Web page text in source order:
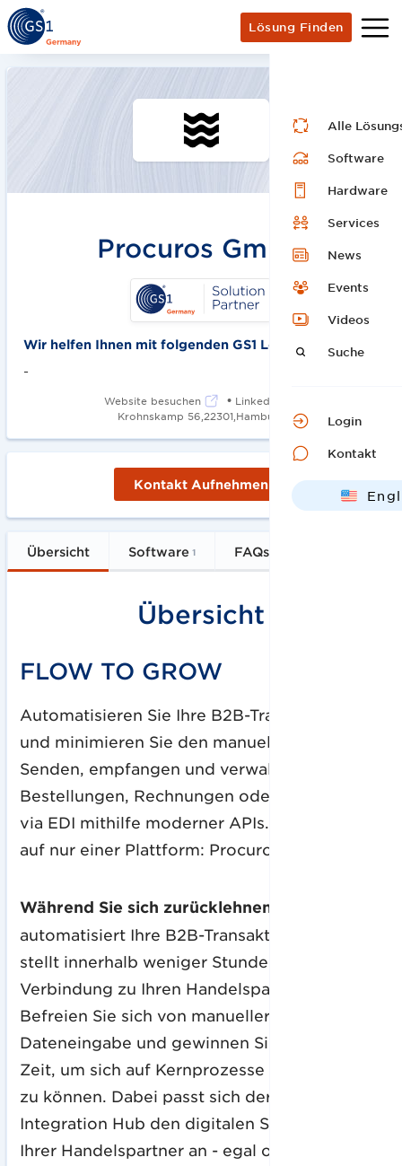
Lösung Finden
Alle
Software
Hardware
Services
News
Events
Videos
Suche
Login
Kontakt
Übersicht Software 1 FAQs
Übersicht
FLOW TO GROW
Automatisieren Sie Ihre B2B-Transaktionen
und minimieren Sie den manuellen Aufwand.
Senden, empfangen und verwalten Sie
Bestellungen, Rechnungen oder Lieferavise
via EDI mithilfe moderner APIs. Und das alles
auf nur einer Plattform: Procuros
Während Sie sich zurücklehnen
automatisiert Ihre B2B-Transaktionen und
stellt innerhalb weniger Stunden eine
Verbindung zu Ihren Handelspartnern her.
Befreien Sie sich von manueller
Dateneingabe und gewinnen Sie wertvolle
Zeit, um sich auf Kernprozesse konzentrieren
zu können. Dabei passt sich der Procuros
Integration Hub den digitalen Schnittstellen
Ihrer Handelspartner an - egal ob EDI, API
Procuros GmbH
Wir helfen Ihnen mit folgenden GS1 Lösungen:
-
Website besuchen • LinkedIn
Krohnskamp 56,22301,Hamburg
Kontakt Aufnehmen